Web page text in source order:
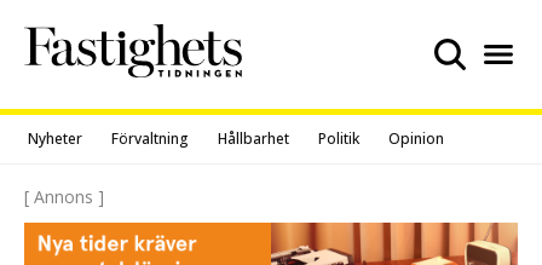
content
Nyheter Förvaltning Hållbarhet Politik Opinion
[ Annons ]